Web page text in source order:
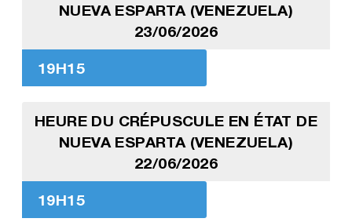
NUEVA ESPARTA (VENEZUELA)
23/06/2026
19H15
HEURE DU CRÉPUSCULE EN ÉTAT DE
NUEVA ESPARTA (VENEZUELA)
22/06/2026
19H15